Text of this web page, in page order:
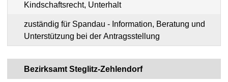
Kindschaftsrecht, Unterhalt
zuständig für Spandau - Information, Beratung und
Unterstützung bei der Antragsstellung
Bezirksamt Steglitz-Zehlendorf